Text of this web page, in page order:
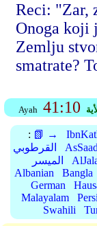
Reci: "Zar,
Onoga koji
Zemlju
smatrate?
Ayah 41:10
: 📗 →
القرطوبي
الميسر
Albanian
Bangla
German
Malayalam
Swahili